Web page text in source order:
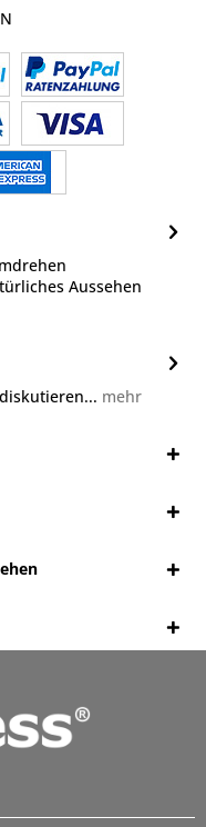
Aussehen
mehr